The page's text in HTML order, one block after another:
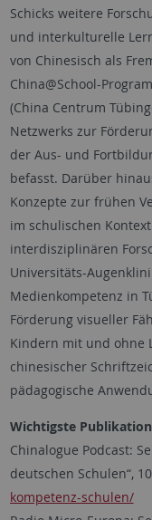
Schicks weitere
und interkulturelle
von Chinesisch als
China@School-
(China Centrum
Netzwerks zur
der Aus- und
befasst. Darüber
Konzepte zur frühen
im schulischen
interdisziplinären
Universitäts-
Medienkompetenz in
Förderung visueller
Kindern mit und ohne
chinesischer
pädagogische
Wichtigste
Chinalogue Podcast:
deutschen Schulen“,
kompetenz-schulen/